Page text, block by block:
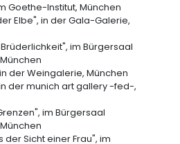
Goethe-Institut, München
Elbe", in der Gala-Galerie,
im Bürgersaal
der Weingalerie, München
der munich art gallery -fed-,
im Bürgersaal
der Sicht einer Frau", im